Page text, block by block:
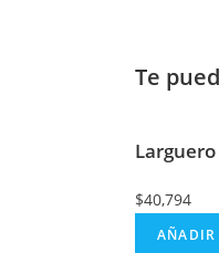
Te
$40,794
AÑADIR